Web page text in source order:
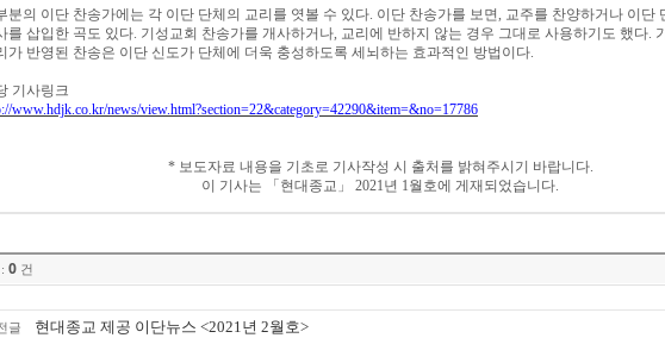
분의 이단 찬송가에는 각 이단 단체의 교리를 엿볼 수 있다. 이단 찬송가를 보면, 교주를 찬양하거나 이단
를 삽입한 곡도 있다. 기성교회 찬송가를 개사하거나, 교리에 반하지 않는 경우 그대로 사용하기도 했다.
가 반영된 찬송은 이단 신도가 단체에 더욱 충성하도록 세뇌하는 효과적인 방법이다.
기사링크
www.hdjk.co.kr/news/view.html?section=22&category=42290&item=&no=17786
* 보도자료 내용을 기초로 기사작성 시 출처를 밝혀주시기 바랍니다.
이 기사는
「 현대종교 」 2021년 1월호에 게재되었습니다.
0 건
글 현대종교 제공 이단뉴스 <2021년 2월호>